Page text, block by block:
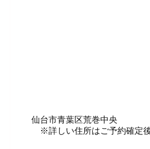
仙台市青葉区荒巻中央
※詳しい住所はご予約確定